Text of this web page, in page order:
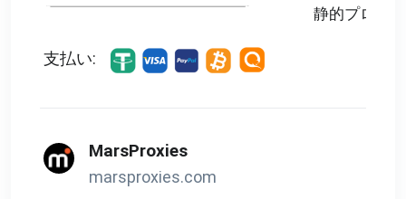
支払い:
静的プロキシ
MarsProxies
marsproxies.com